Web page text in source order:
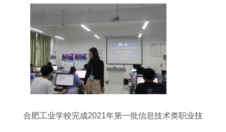
合肥工业学校完成2021年第一批信息技术类职业技